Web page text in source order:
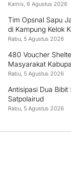
Kamis, 6 Agustus 2026
Tim Opsnal Sapu
di Kampung Kelok
Rabu, 5 Agustus 2026
480 Voucher
Masyarakat
Rabu, 5 Agustus 2026
Antisipasi Dua Bibit
Satpolairud
Rabu, 5 Agustus 2026